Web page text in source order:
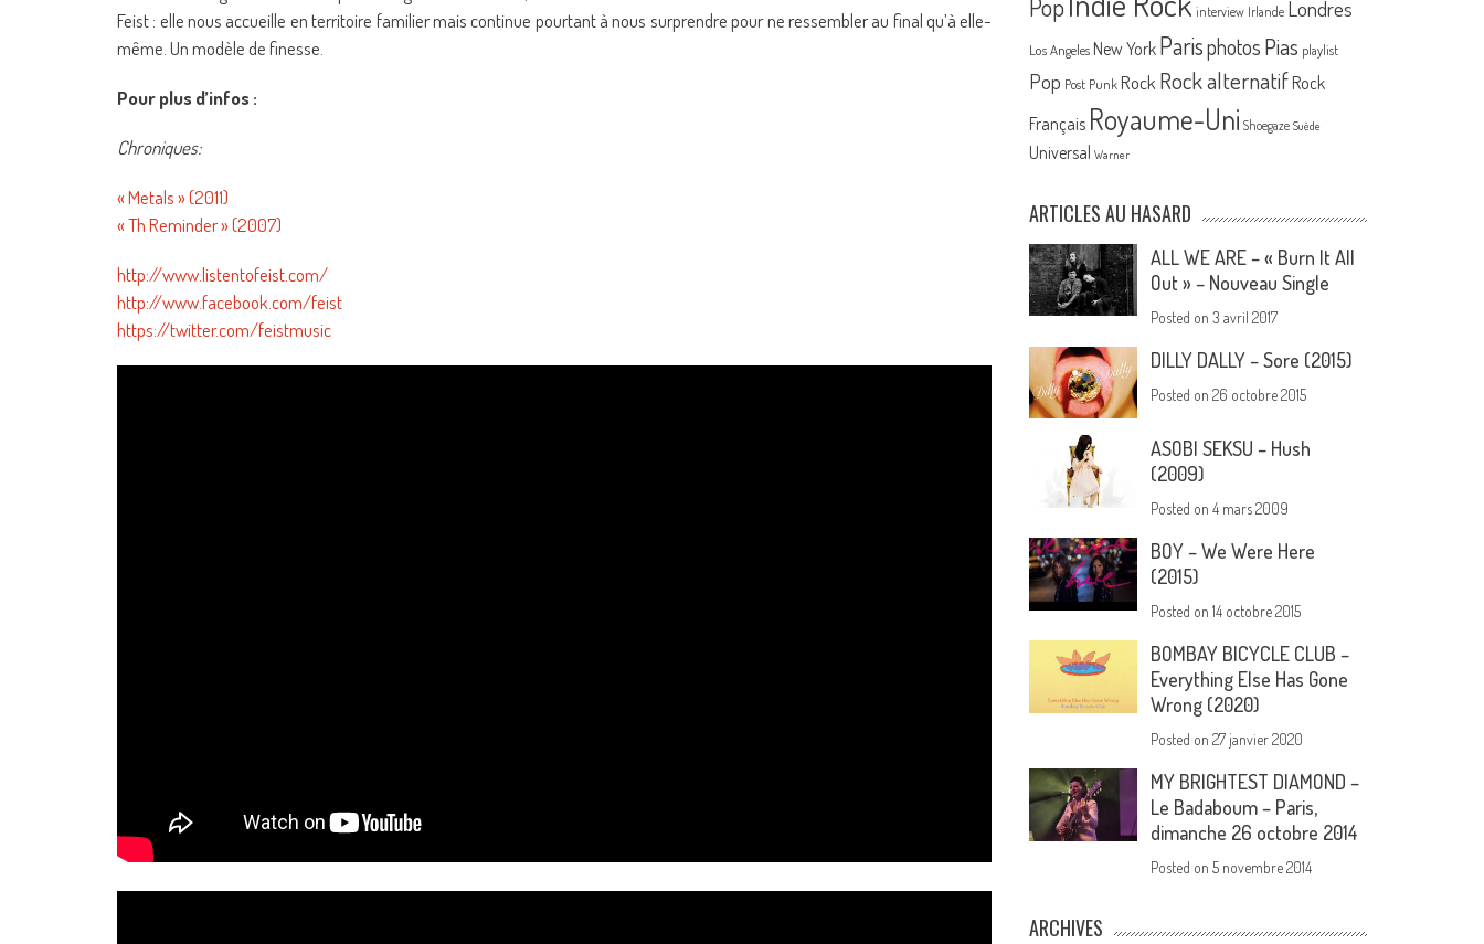
Feist : elle nous accueille en territoire familier mais continue pourtant à nous surprendre pour ne ressembler au final qu’à elle-
même. Un modèle de finesse.
Pour plus d’infos :
Chroniques:
« Metals » (2011)
« Th Reminder » (2007)
http://www.listentofeist.com/
http://www.facebook.com/feist
https://twitter.com/feistmusic
Pop
interview Irlande Londres
Los Angeles New York Parisphotos Pias playlist
Pop Post Punk Rock Rock alternatif Rock
Français Royaume-Uni Shoegaze Suède
Universal Warner
ARTICLES AU HASARD
ALL WE ARE – « Burn It All
Out » – Nouveau Single
Posted on3 avril 2017
DILLY DALLY – Sore (2015)
Posted on26 octobre 2015
ASOBI SEKSU – Hush
(2009)
Posted on4 mars 2009
BOY – We Were Here
(2015)
Posted on14 octobre 2015
BOMBAY BICYCLE CLUB –
Everything Else Has Gone
Wrong (2020)
Posted on27 janvier 2020
MY BRIGHTEST DIAMOND –
Le Badaboum – Paris,
dimanche 26 octobre 2014
Posted on5 novembre 2014
ARCHIVES